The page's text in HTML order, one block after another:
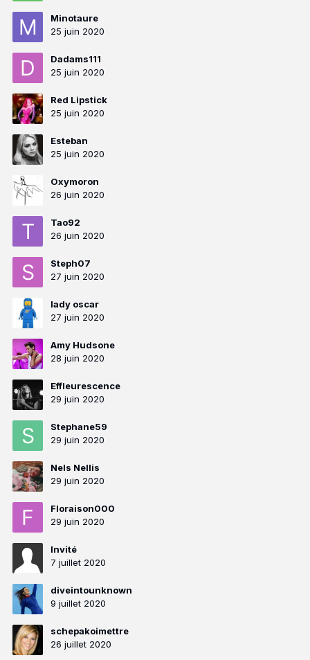
Minotaure
25 juin 2020
Dadams111
25 juin 2020
Red Lipstick
25 juin 2020
Esteban
25 juin 2020
Oxymoron
26 juin 2020
Tao92
26 juin 2020
Steph07
27 juin 2020
lady oscar
27 juin 2020
Amy Hudsone
28 juin 2020
Effleurescence
29 juin 2020
Stephane59
29 juin 2020
Nels Nellis
29 juin 2020
Floraison000
29 juin 2020
Invité
7 juillet 2020
diveintounknown
9 juillet 2020
schepakoimettre
26 juillet 2020